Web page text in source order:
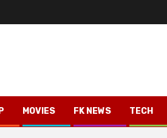
MOVIES FK NEWS TECH